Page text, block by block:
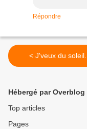
Répondre
< J'veux du soleil...
Hébergé par Overblog
Top articles
Pages